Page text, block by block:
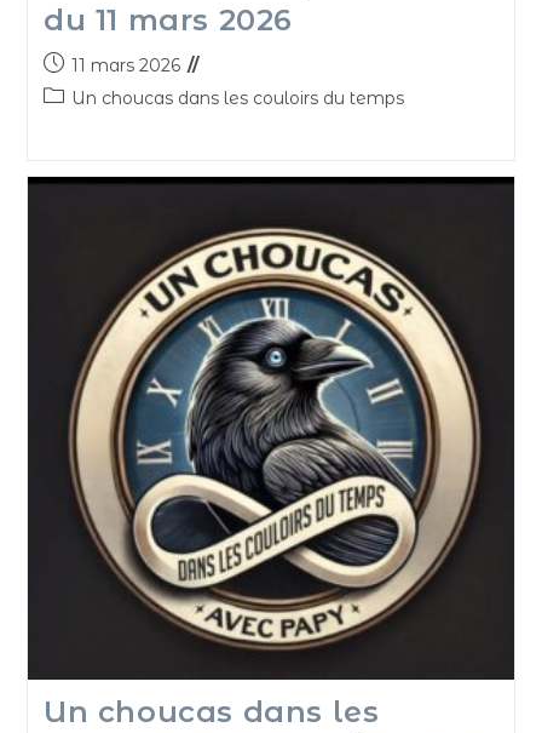
du 11 mars 2026
11 mars 2026
Un choucas dans les couloirs du temps
Un choucas dans les